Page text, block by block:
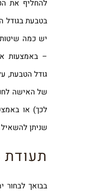
להחליף את
בטבעת בגודל
יש כמה
– באמצעות
גודל הטבעת,
של האישה
לכך) או
שניתן
תעודת GIA
בבואך לבחור